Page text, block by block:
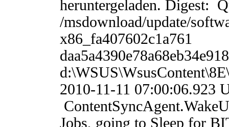
heruntergeladen. Digest:
/msdownload/update/
x86_fa407602c1a761
2010-11-11
Jobs, going to Sleep for